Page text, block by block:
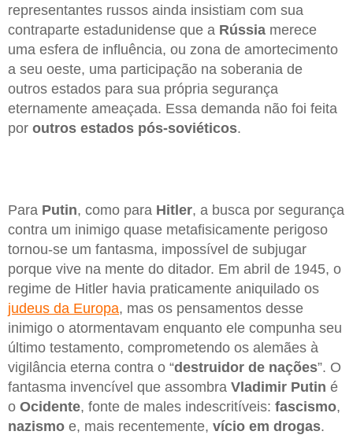
representantes russos ainda insistiam com sua
contraparte estadunidense que a Rússia merece
uma esfera de influência, ou zona de amortecimento
a seu oeste, uma participação na soberania de
outros estados para sua própria segurança
eternamente ameaçada. Essa demanda não foi feita
por outros estados pós-soviéticos.
Para Putin, como para Hitler, a busca por segurança
contra um inimigo quase metafisicamente perigoso
tornou-se um fantasma, impossível de subjugar
porque vive na mente do ditador. Em abril de 1945, o
regime de Hitler havia praticamente aniquilado os
judeus da Europa, mas os pensamentos desse
inimigo o atormentavam enquanto ele compunha seu
último testamento, comprometendo os alemães à
vigilância eterna contra o “destruidor de nações”. O
fantasma invencível que assombra Vladimir Putin é
o Ocidente, fonte de males indescritíveis: fascismo,
nazismo e, mais recentemente, vício em drogas.